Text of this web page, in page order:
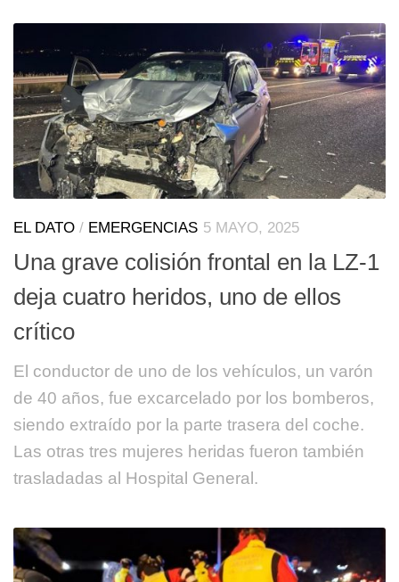
EL DATO / EMERGENCIAS 5 MAYO, 2025
Una grave colisión frontal en la LZ-1
deja cuatro heridos, uno de ellos
crítico
El conductor de uno de los vehículos, un varón
de 40 años, fue excarcelado por los bomberos,
siendo extraído por la parte trasera del coche.
Las otras tres mujeres heridas fueron también
trasladadas al Hospital General.